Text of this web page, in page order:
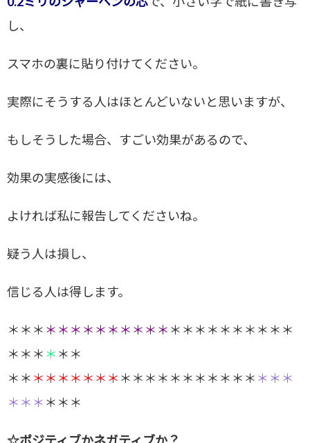
し、
スマホの裏に貼り付けてください。
実際にそうする人はほとんどいないと思いますが、
もしそうした場合、すごい効果があるので、
効果の実感後には、
よければ私に報告してくださいね。
疑う人は損し、
信じる人は得します。
＊＊＊ ＊＊＊＊＊＊＊＊＊＊ ＊＊＊＊＊＊＊＊＊＊
＊＊＊ ＊ ＊＊
＊＊ ＊＊＊＊＊＊＊ ＊＊＊＊＊＊＊＊＊＊＊ ＊＊＊
＊＊＊ ＊＊＊
☆ポジティブかネガティブか？